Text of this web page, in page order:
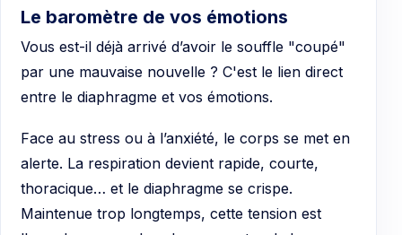
Le baromètre de vos émotions
Vous est-il déjà arrivé d’avoir le souffle "coupé"
par une mauvaise nouvelle ? C'est le lien direct
entre le diaphragme et vos émotions.
Face au stress ou à l’anxiété, le corps se met en
alerte. La respiration devient rapide, courte,
thoracique… et le diaphragme se crispe.
Maintenue trop longtemps, cette tension est